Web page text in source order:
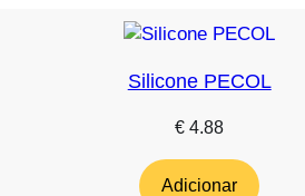
Silicone PECOL
€ 4.88
Adicionar